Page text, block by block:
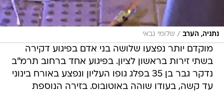
שלומי גבאי
מוקדם יותר נפצעו שלושה בני אדם בפיגוע דקירה
בשתי זירות בראשון לציון. בפיגוע אחד ברחוב תרמ"ב
נדקר גבר בן 35 בפלג גופו העליון ונפצע באורח בינוני
עד קשה, בעודו שוהה באוטובוס. בזירה הנוספת
ברחוב הרצל נפצעו קשישה בת 80 שנדקרה בפלג
גופה העליון באורח בינוני עד קשה, וצעיר בן